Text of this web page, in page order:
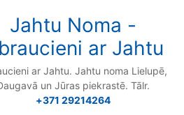
Jahtu Noma -
ar Jahtu
ar Jahtu. Jahtu noma Lielupē,
un Jūras piekrastē. Tālr.
+371 29214264